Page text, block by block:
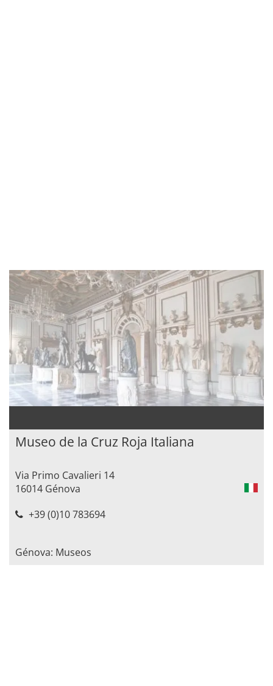
Museo de la Cruz Roja Italiana
Via Primo Cavalieri 14
16014 Génova
+39 (0)10 783694
Génova: Museos